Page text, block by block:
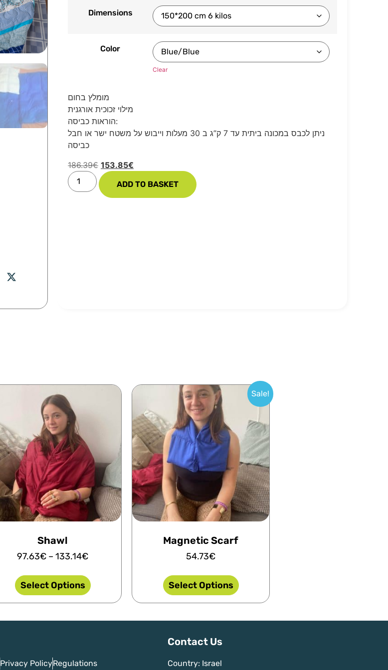
Dimensions
Сolor
Clear
מומלץ בחום
מילוי זכוכית אורגנית
הוראות כביסה:
ניתן לכבס במכונה ביתית עד 7 ק”ג ב 30 מעלות וייבוש על משטח ישר או חבל
כביסה
186.39€ 153.85€
ADD TO BASKET
Shawl
97.63€ – 133.14€
Select Options
Sale!
Magnetic Scarf
54.73€
Select Options
Privacy PolicyRegulations
Contact Us
Country: Israel